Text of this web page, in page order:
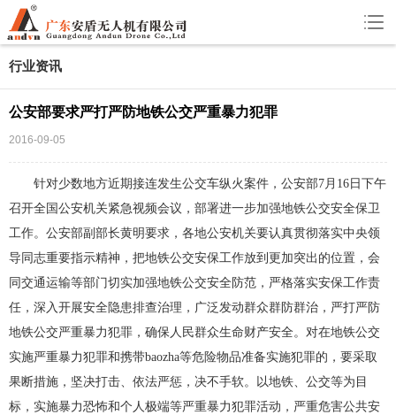
行业资讯
公安部要求严打严防地铁公交严重暴力犯罪
2016-09-05
针对少数地方近期接连发生公交车纵火案件，公安部7月16日下午
召开全国公安机关紧急视频会议，部署进一步加强地铁公交安全保卫
工作。公安部副部长黄明要求，各地公安机关要认真贯彻落实中央领
导同志重要指示精神，把地铁公交安保工作放到更加突出的位置，会
同交通运输等部门切实加强地铁公交安全防范，严格落实安保工作责
任，深入开展安全隐患排查治理，广泛发动群众群防群治，严打严防
地铁公交严重暴力犯罪，确保人民群众生命财产安全。对在地铁公交
实施严重暴力犯罪和携带baozha等危险物品准备实施犯罪的，要采取
果断措施，坚决打击、依法严惩，决不手软。以地铁、公交等为目
标，实施暴力恐怖和个人极端等严重暴力犯罪活动，严重危害公共安